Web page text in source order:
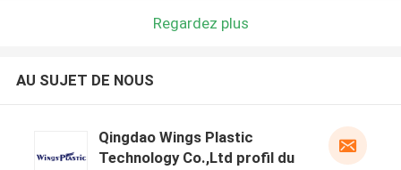
Regardez plus
AU SUJET DE NOUS
Qingdao Wings Plastic
Technology Co.,Ltd profil du